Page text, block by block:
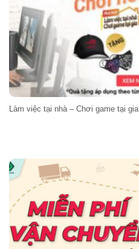
Làm việc tại nhà – Chơi game tại gia